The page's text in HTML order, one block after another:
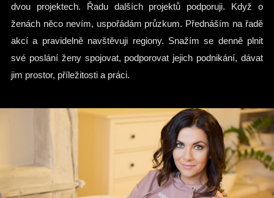
dvou projektech. Řadu dalších projektů podporuji. Když o
ženách něco nevím, uspořádám průzkum. Přednáším na řadě
akcí a pravidelně navštěvuji regiony. Snažím se denně plnit
své poslání ženy spojovat, podporovat jejich podnikání, dávat
jim prostor, příležitosti a práci.